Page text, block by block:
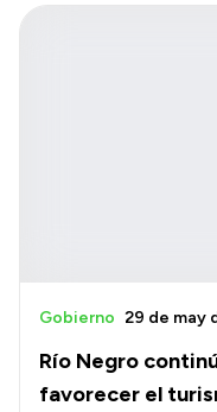
Río Negro
favorecer el
Gobierno 29 de may